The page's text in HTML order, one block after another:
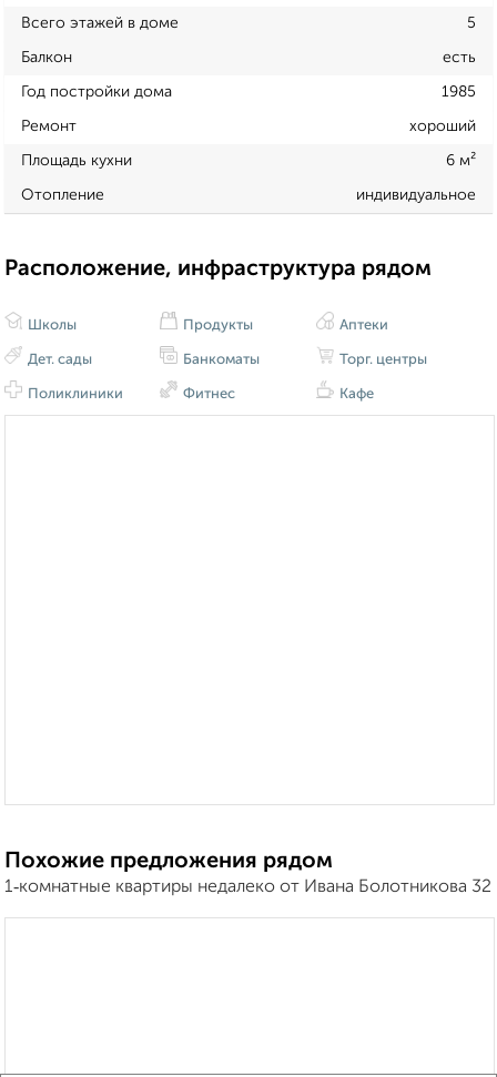
Всего этажей в доме 5
Балкон есть
Год постройки дома 1985
Ремонт хороший
Площадь кухни 6 м²
Отопление индивидуальное
Расположение, инфраструктура рядом
Школы
Дет. сады
Поликлиники
Продукты
Банкоматы
Фитнес
Аптеки
Торг. центры
Кафе
Похожие предложения рядом
1‑комнатные квартиры недалеко от Ивана Болотникова 32